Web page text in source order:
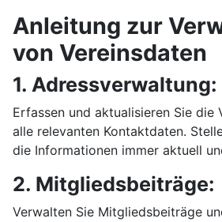
Anleitung zur
von Vereinsdaten
1. Adressverwaltung:
Erfassen und aktualisieren Sie die
alle relevanten Kontaktdaten.
die Informationen immer aktuell
2. Mitgliedsbeiträge:
Verwalten Sie Mitgliedsbeiträge